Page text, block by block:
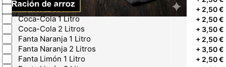
Monster 500ml + 2,50 €
Coca-Cola 1 Litro + 2,50 €
Coca-Cola 2 Litros + 3,50 €
Fanta Naranja 1 Litro + 2,50 €
Fanta Naranja 2 Litros + 3,50 €
Fanta Limón 1 Litro + 2,50 €